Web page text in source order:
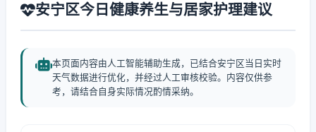
安宁区今日健康养生与居家护理建议
本页面内容由人工智能辅助生成，已结合安宁区当日实时
天气数据进行优化，并经过人工审核校验。内容仅供参
考，请结合自身实际情况酌情采纳。